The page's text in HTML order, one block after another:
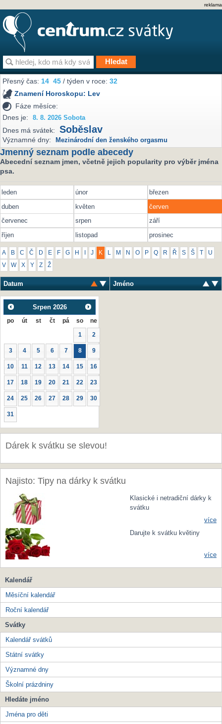
reklama
Přesný čas:14 45 / týden v roce:32
Znamení Horoskopu: Lev
Fáze měsíce:
Dnes je:
8. 8. 2026 Sobota
Dnes má svátek: Soběslav
Významné dny: Mezinárodní den ženského orgasmu
Jmenný seznam podle abecedy
Abecední seznam jmen, včetně jejich popularity pro výběr jména
psa.
leden únor
březen
duben
květen
červen
červenec
srpen
září
říjen
listopad prosinec
A B C Č D E F G H J K L M N O P Q R Ř S Š U
V W X Y Z Ž
Datum Jméno
Srpen 2026
po út st čt pá so ne
1 2
3 4 5 6 7 8 9
10 11 12 13 14 15 16
17 18 19 20 21 22 23
24 25 26 27 28 29 30
31
Dárek k svátku se slevou!
Najisto: Tipy na dárky k svátku
Klasické i netradiční dárky k
svátku
více
Darujte k svátku květiny
více
Kalendář
Měsíční kalendář
Roční kalendář
Svátky
Kalendář svátků
Státní svátky
Významné dny
Školní prázdniny
Hledáte jméno
Jména pro děti